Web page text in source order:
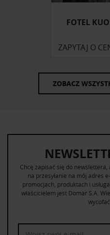
FOTEL
ZAPYTAJ O
ZOBACZ
Chcę zapisać się do
na przesyłanie na mój adres
promocjach, produktach i
właścicielem jest Domar S.A.